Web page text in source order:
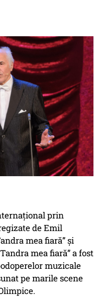
prin
de Emil
mea fiară” și
mea fiară” a fost
muzicale
pe marile scene